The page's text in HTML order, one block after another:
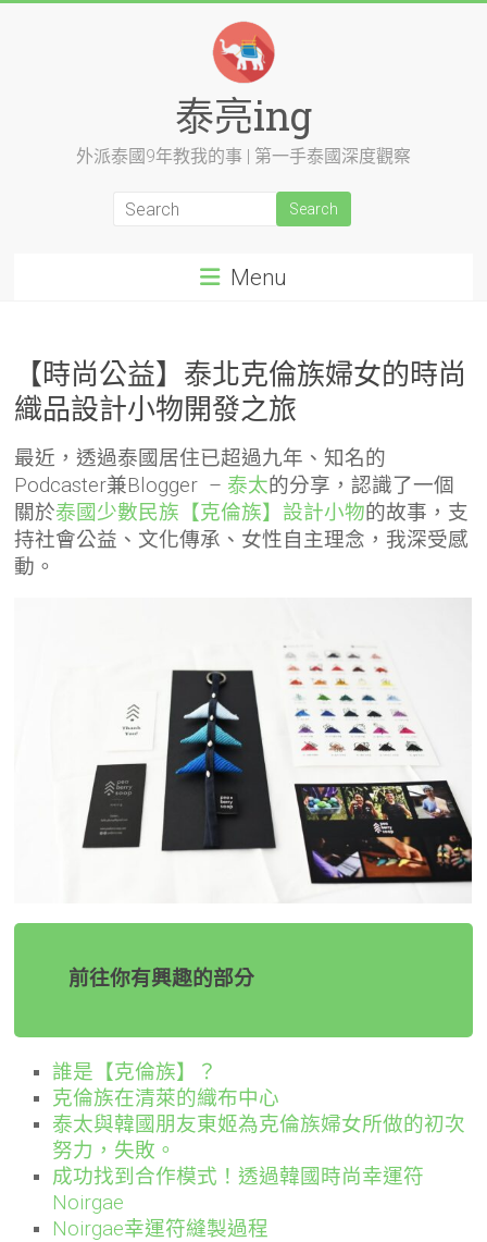
泰亮ing
外派泰國9年教我的事 | 第一手泰國深度觀察
Menu
【時尚公益】泰北克倫族婦女的時尚
織品設計小物開發之旅
最近，透過泰國居住已超過九年、知名的
Podcaster兼Blogger – 泰太的分享，認識了一個
關於泰國少數民族【克倫族】設計小物的故事，支
持社會公益、文化傳承、女性自主理念，我深受感
動。
前往你有興趣的部分
誰是【克倫族】？
克倫族在清萊的織布中心
泰太與韓國朋友東姬為克倫族婦女所做的初次
努力，失敗。
成功找到合作模式！透過韓國時尚幸運符
Noirgae
Noirgae幸運符縫製過程